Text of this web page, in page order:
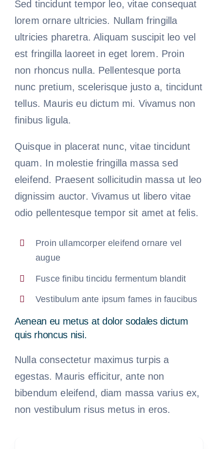
Sed tincidunt tempor leo, vitae consequat
lorem ornare ultricies. Nullam fringilla
ultricies pharetra. Aliquam suscipit leo vel
est fringilla laoreet in eget lorem. Proin
non rhoncus nulla. Pellentesque porta
nunc pretium, scelerisque justo a, tincidunt
tellus. Mauris eu dictum mi. Vivamus non
finibus ligula.
Quisque in placerat nunc, vitae tincidunt
quam. In molestie fringilla massa sed
eleifend. Praesent sollicitudin massa ut leo
dignissim auctor. Vivamus ut libero vitae
odio pellentesque tempor sit amet at felis.
Proin ullamcorper eleifend ornare vel
augue
Fusce finibu tincidu fermentum blandit
Vestibulum ante ipsum fames in faucibus
Aenean eu metus at dolor sodales dictum
quis rhoncus nisi.
Nulla consectetur maximus turpis a
egestas. Mauris efficitur, ante non
bibendum eleifend, diam massa varius ex,
non vestibulum risus metus in eros.